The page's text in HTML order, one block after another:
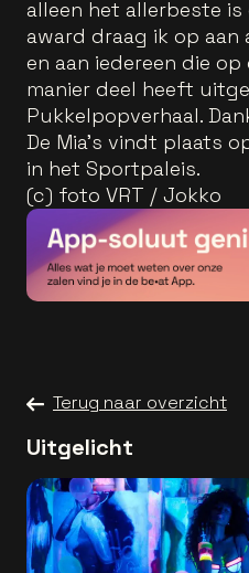
alleen het allerbeste is
award draag ik op
en aan iedereen die
manier deel heeft
Pukkelpopverhaal.
De Mia’s vindt plaats
in het Sportpaleis.
(c) foto VRT / Jokko
Terug naar overzicht
Uitgelicht